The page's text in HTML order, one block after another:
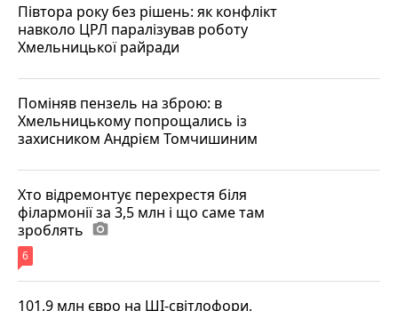
Півтора року без рішень: як конфлікт
навколо ЦРЛ паралізував роботу
Хмельницької райради
Поміняв пензель на зброю: в
Хмельницькому попрощались із
захисником Андрієм Томчишиним
Хто відремонтує перехрестя біля
філармонії за 3,5 млн і що саме там
зроблять photo_camera
6
101,9 млн євро на ШІ-світлофори,